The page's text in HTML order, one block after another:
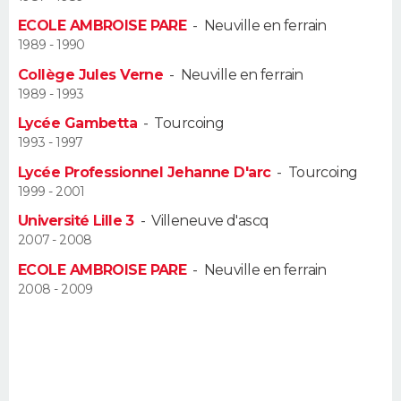
Alimentation
Guide de la santé
Maladies
Médicaments
Sommeil
VOYAGE
Destinations
City break
Voyage nature
Voyage de noces
Forum
Climat
+
PHOTO
GUIDES D'ACHAT
BONS PLANS
Carte de Noël
Carte Bonne année
Carte Saint-Valentin
Carte Pâques
Carte d'anniversaire
Dictionnaire
Biographies
Citations
Expressions
Proverbes
PROGRAMME TV
ECOLE AMBROISE PARE- Neuville en ferrain
1989 - 1990
Collège Jules Verne - Neuville en ferrain
1989 - 1993
Lycée Gambetta - Tourcoing
1993 - 1997
Lycée Professionnel Jehanne D'arc- Tourcoing
1999 - 2001
Université Lille 3-Villeneuve d'ascq
2007 - 2008
ECOLE AMBROISE PARE- Neuville en ferrain
2008 - 2009